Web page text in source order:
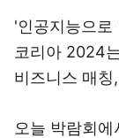
'인공지능으로
코리아 2024
비즈니스 매
오늘 박람회